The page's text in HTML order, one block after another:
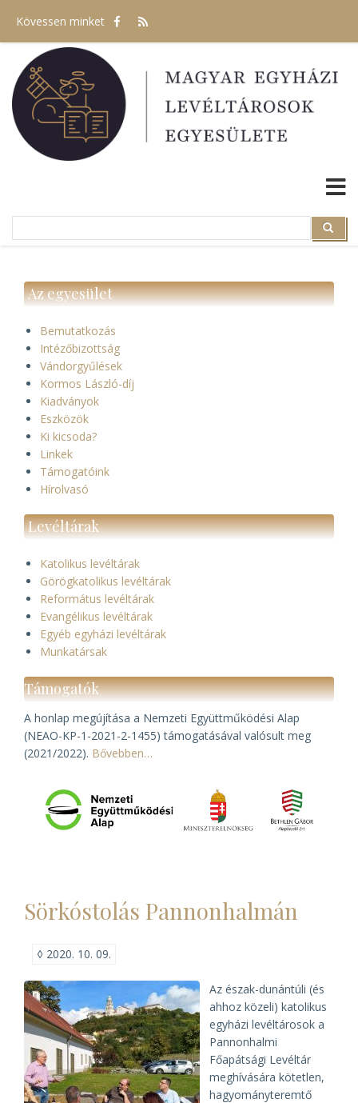
tartalomra
Kövessen minket
Search
Az egyesület
Bemutatkozás
Intézőbizottság
Vándorgyűlések
Kormos László-díj
Kiadványok
Eszközök
Ki kicsoda?
Linkek
Támogatóink
Hírolvasó
Levéltárak
Katolikus levéltárak
Görögkatolikus levéltárak
Református levéltárak
Evangélikus levéltárak
Egyéb egyházi levéltárak
Munkatársak
Támogatók
A honlap megújítása a Nemzeti Együttműködési Alap
(NEAO-KP-1-2021-2-1455) támogatásával valósult meg
(2021/2022). Bővebben…
Sörkóstolás Pannonhalmán
◊ 2020. 10. 09.
Az észak-dunántúli (és
ahhoz közeli) katolikus
egyházi levéltárosok a
Pannonhalmi
Főapátsági Levéltár
meghívására kötetlen,
hagyományteremtő